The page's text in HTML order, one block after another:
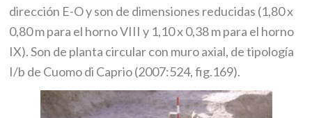
dirección E-O y son de dimensiones reducidas (1,80 x
0,80 m para el horno VIII y 1,10 x 0,38 m para el horno
IX). Son de planta circular con muro axial, de tipología
I/b de Cuomo di Caprio (2007:524, fig.169).